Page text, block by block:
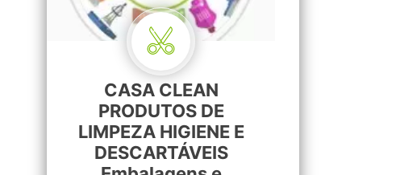
CASA CLEAN
PRODUTOS DE
LIMPEZA HIGIENE E
DESCARTÁVEIS